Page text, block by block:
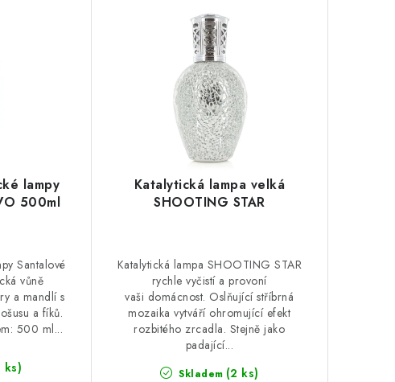
lampy
500ml
ks)
Santalové
vůně
a mandlí s
a fíků.
500 ml...
Katalytická lampa velká
SHOOTING STAR
Skladem (2 ks)
Katalytická lampa SHOOTING STAR
rychle vyčistí a provoní
vaši domácnost. Oslňující stříbrná
mozaika vytváří ohromující efekt
rozbitého zrcadla. Stejně jako
padající...